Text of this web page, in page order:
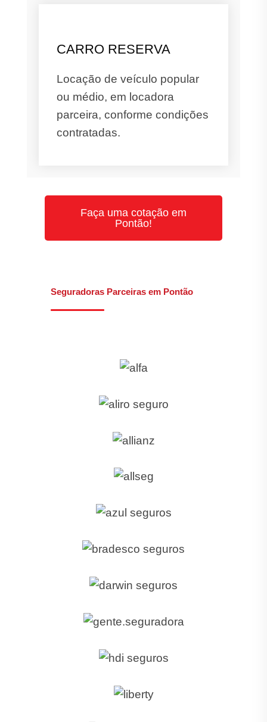
CARRO RESERVA
Locação de veículo popular
ou médio, em locadora
parceira, conforme condições
contratadas.
Faça uma cotação em
Pontão!
Seguradoras Parceiras em Pontão